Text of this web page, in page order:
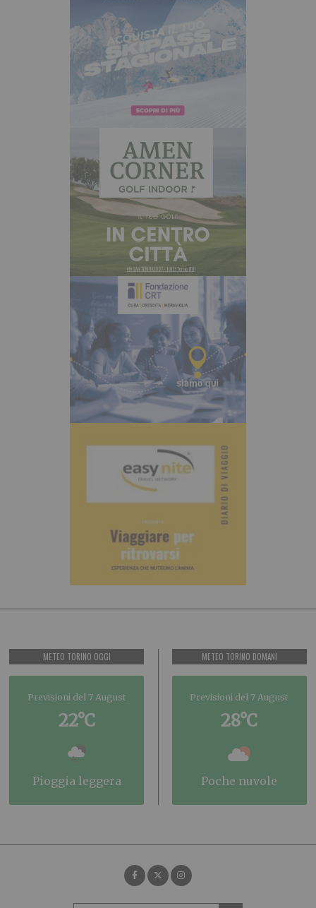
METEO TORINO OGGI
Previsioni del 7 August
22°C
pioggia leggera
METEO TORINO DOMANI
Previsioni del 7 August
28°C
poche nuvole